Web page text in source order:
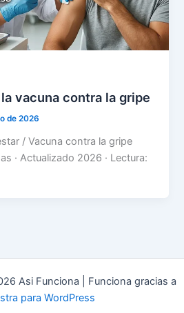
vacuna contra la gripe
de 2026
/ Vacuna contra la gripe
· Actualizado 2026 · Lectura:
Asi Funciona | Funciona gracias a
para WordPress